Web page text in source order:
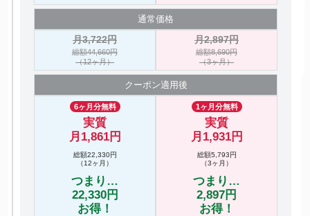
通常価格
月3,722円
総額44,660円
（12ヶ月）
月2,897円
総額8,690円
（3ヶ月）
クーポン適用後
6ヶ月分無料
実質
月1,861円
総額22,330円
（12ヶ月）
つまり…
22,330円
お得！
1ヶ月分無料
実質
月1,931円
総額5,793円
（3ヶ月）
つまり…
2,897円
お得！